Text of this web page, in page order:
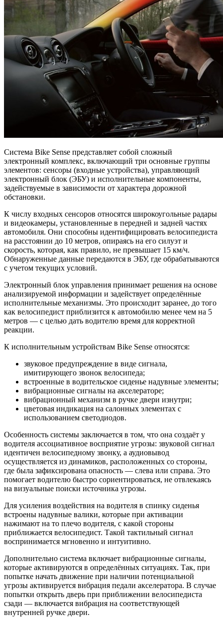
Система Bike Sense представляет собой сложный
электронный комплекс, включающий три основные группы
элементов: сенсоры (входные устройства), управляющий
электронный блок (ЭБУ) и исполнительные компоненты,
задействуемые в зависимости от характера дорожной
обстановки.
К числу входных сенсоров относятся широкоугольные радары
и видеокамеры, установленные в передней и задней частях
автомобиля. Они способны идентифицировать велосипедиста
на расстоянии до 10 метров, опираясь на его силуэт и
скорость, которая, как правило, не превышает 15 км/ч.
Обнаруженные данные передаются в ЭБУ, где обрабатываются
с учетом текущих условий.
Электронный блок управления принимает решения на основе
анализируемой информации и задействует определённые
исполнительные механизмы. Это происходит заранее, до того
как велосипедист приблизится к автомобилю менее чем на 5
метров — с целью дать водителю время для корректной
реакции.
К исполнительным устройствам Bike Sense относятся:
звуковое предупреждение в виде сигнала,
имитирующего звонок велосипеда;
встроенные в водительское сиденье надувные элементы;
вибрационные сигналы на акселераторе;
вибрационный механизм в ручке двери изнутри;
цветовая индикация на салонных элементах с
использованием светодиодов.
Особенность системы заключается в том, что она создаёт у
водителя ассоциативное восприятие угрозы: звуковой сигнал
идентичен велосипедному звонку, а аудиовывод
осуществляется из динамиков, расположенных со стороны,
где была зафиксирована опасность — слева или справа. Это
помогает водителю быстро сориентироваться, не отвлекаясь
на визуальные поиски источника угрозы.
Для усиления воздействия на водителя в спинку сиденья
встроены надувные валики, которые при активации
нажимают на то плечо водителя, с какой стороны
приближается велосипедист. Такой тактильный сигнал
воспринимается мгновенно и интуитивно.
Дополнительно система включает вибрационные сигналы,
которые активируются в определённых ситуациях. Так, при
попытке начать движение при наличии потенциальной
угрозы активируется вибрация педали акселератора. В случае
попытки открыть дверь при приближении велосипедиста
сзади — включается вибрация на соответствующей
внутренней ручке двери.